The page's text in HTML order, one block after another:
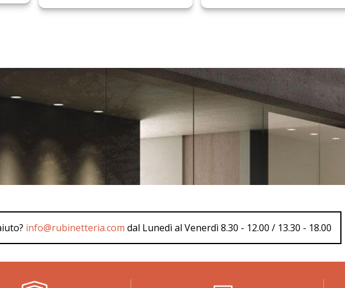
info@rubinetteria.com dal Lunedì al Venerdì 8.30 - 12.00 / 13.30 - 18.00